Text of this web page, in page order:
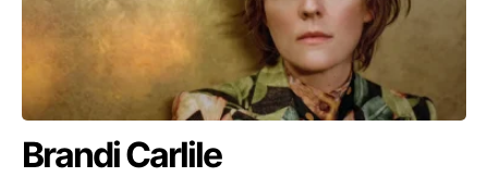
Brandi Carlile